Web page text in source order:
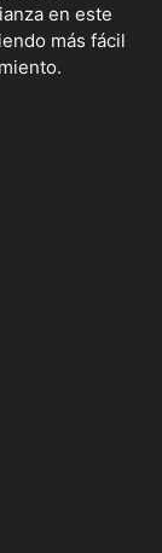
en este
más fácil